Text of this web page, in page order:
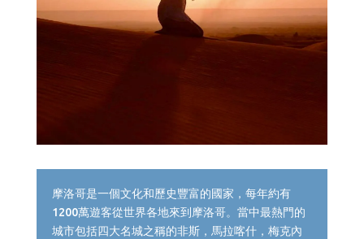
摩洛哥是一個文化和歷史豐富的國家，每年約有
1200萬遊客從世界各地來到摩洛哥。當中最熱門的
城市包括四大名城之稱的非斯，馬拉喀什，梅克內